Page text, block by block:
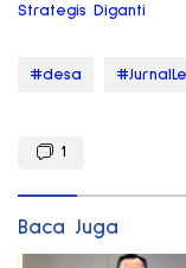
Strategis Diganti
#desa
1
Baca Juga